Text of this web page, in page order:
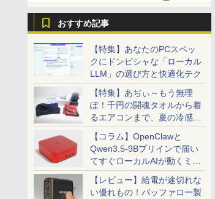
おすすめ記事
【特集】あなたのPCスペッ
クにドンピシャな「ローカル
LLM」の選び方と快適化テク
【特集】あぢぃ～もう無理
ぽ！千円の闘魂タオルから着
るエアコンまで、夏の冷感グ
ッズ一挙紹介
【コラム】OpenClawと
Qwen3.5-9Bプリインで届い
てすぐローカルAIが動くミニ
PC「SER9 Pro」
【レビュー】給電が途切れな
い優れもの！バッファロー製